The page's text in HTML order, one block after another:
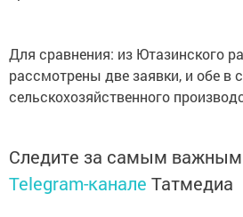
Для сравнения: из Ютазинского
рассмотрены две заявки, и обе в
сельскохозяйственного
Следите за самым
Telegram-канале Татмедиа